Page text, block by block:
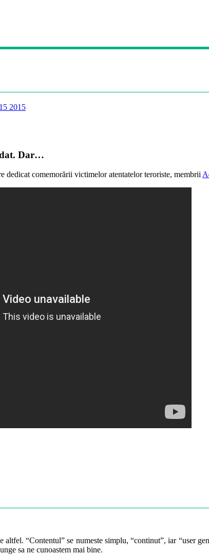
2015
Dar…
dedicat comemorării victimelor atentatelor teroriste, membrii
“Contentul” se numeste simplu, “continut”, iar “user
sa ne cunoastem mai bine.